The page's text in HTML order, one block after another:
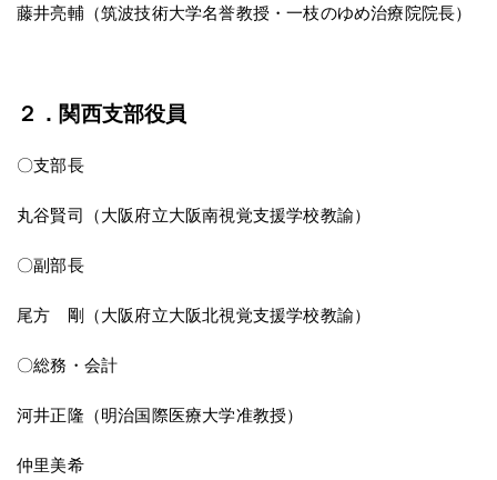
藤井亮輔（筑波技術大学名誉教授・一枝のゆめ治療院院長）
２．関西支部役員
〇支部長
丸谷賢司（大阪府立大阪南視覚支援学校教諭）
〇副部長
尾方 剛（大阪府立大阪北視覚支援学校教諭）
〇総務・会計
河井正隆（明治国際医療大学准教授）
仲里美希